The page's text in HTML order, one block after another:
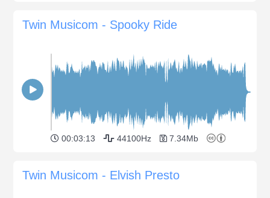
Twin Musicom - Spooky Ride
00:03:13 44100Hz 7.34Mb
Twin Musicom - Elvish Presto